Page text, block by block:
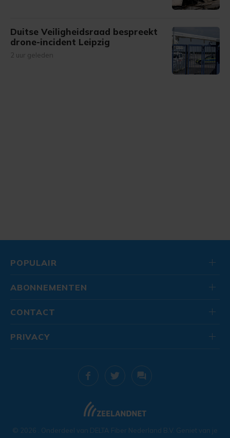
Duitse Veiligheidsraad bespreekt
drone-incident Leipzig
2 uur geleden
POPULAIR
ABONNEMENTEN
CONTACT
© 2026 . Onderdeel van DELTA Fiber Nederland B.V. Geniet van je
PRIVACY